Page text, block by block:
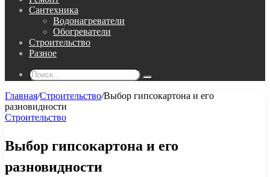
Сантехника
Водонагреватели
Обогреватели
Строительство
Разное
Поиск...
Главная/Строительство/Выбор гипсокартона и его
разновидности
Строительство
Выбор гипсокартона и его
разновидности